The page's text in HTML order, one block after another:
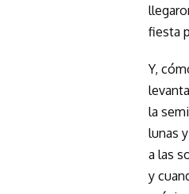
fiesta
Y,
la
lunas
a las
y